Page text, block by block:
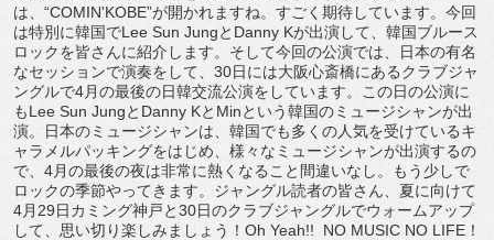
は、“COMIN'KOBE”が開かれますね。すごく期待しています。今回
は特別に韓国でLee Sun JungとDanny Kが出演して、韓国ブルース
ロックを皆さんに紹介します。そして今回の公演では、日本の有名
なセッションで演奏をして、30日には大阪心斎橋にあるクラブジャ
ングルで4月の最後の日韓交流公演をしています。この日の公演に
もLee Sun JungとDanny KとMinという韓国のミュージシャンが出
演。日本のミュージシャンは、韓国でも多くの人気を受けているキ
ャラメルパッキングをはじめ、様々なミュージシャンが出演するの
で、4月の最後の夜は非常に熱くなること間違いなし。もう少しで
ロックの季節やってきます。ジャングル読者の皆さん、夏に向けて
4月29日カミング神戸と30日のクラブジャングルでウォームアップ
して、思い切り楽しみましょう！Oh Yeah!! NO MUSIC NO LIFE！